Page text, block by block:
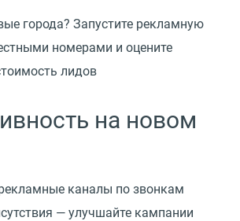
города? Запустите рекламную
номерами и оцените
лидов
на новом
каналы по звонкам
— улучшайте кампании